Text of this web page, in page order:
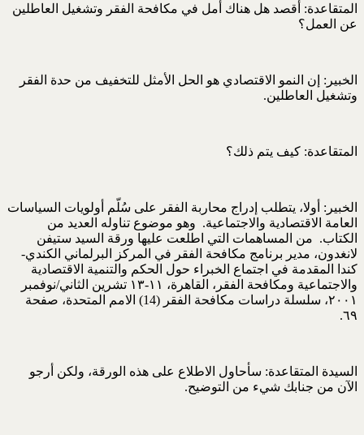
المتقاعدة: أقصد هل هناك أمل في مكافحة الفقر وتشغيل العاطلين
عن العمل؟
الخبير: إن النمو الاقتصادي هو الحل الأمثل للتخفيف من حدة الفقر
وتشغيل العاطلين.
المتقاعدة: كيف يتم ذلك؟
الخبير: أولا، يتطلب إدراج محاربة الفقر على سُلّم أولويات السياسات
العامة الاقتصادية والاجتماعية. وهو موضوع تناوله العديد من
الكتاب. من المساهمات التي اطلعت عليها ورقة السيد ستيفن
لانغدون، مدير برنامج مكافحة الفقر في المركز البرلماني الكندي-
كندا المقدمة في اجتماع الخبراء حول الحكم والتنمية الاقتصادية
والاجتماعية ومكافحة الفقر، القاهرة، ١١-١٣ تشرين الثاني/نوفمبر
٢٠٠١، سلسلة دراسات مكافحة الفقر (14) الامم المتحدة، صفحة
٦٩.
السيدة المتقاعدة: سأحاول الاطلاع على هذه الورقة، ولكن أرجو
الآن من جنابك شيء من التوضيح.